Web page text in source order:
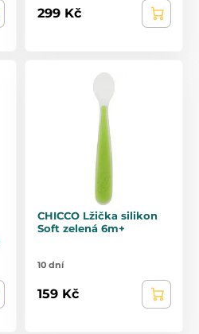
299 Kč
CHICCO Lžička silikon
Soft zelená 6m+
10 dní
159 Kč